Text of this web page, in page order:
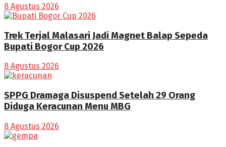
8 Agustus 2026
Trek Terjal Malasari Jadi Magnet Balap Sepeda
Bupati Bogor Cup 2026
8 Agustus 2026
SPPG Dramaga Disuspend Setelah 29 Orang
Diduga Keracunan Menu MBG
8 Agustus 2026